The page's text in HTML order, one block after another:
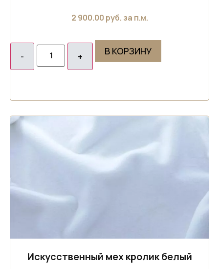
2 900.00 руб. за п.м.
В КОРЗИНУ
Искусственный мех кролик белый